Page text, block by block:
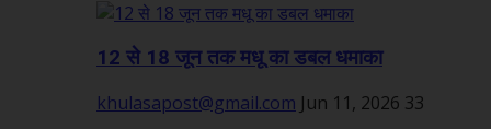
12 से 18 जून तक मधू का डबल धमाका
khulasapost@gmail.com Jun 11, 2026 33